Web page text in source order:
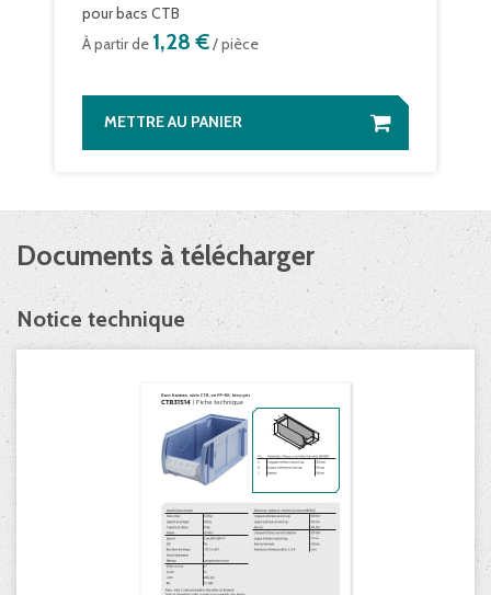
pour bacs CTB
À partir de 1,28 €/ pièce
METTRE AU PANIER
Documents à télécharger
Notice technique